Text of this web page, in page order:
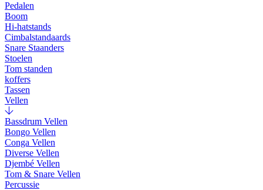
Pedalen
Boom
Hi-hatstands
Cimbalstandaards
Snare Staanders
Stoelen
Tom standen
koffers
Tassen
Vellen
Bassdrum Vellen
Bongo Vellen
Conga Vellen
Diverse Vellen
Djembé Vellen
Tom & Snare Vellen
Percussie